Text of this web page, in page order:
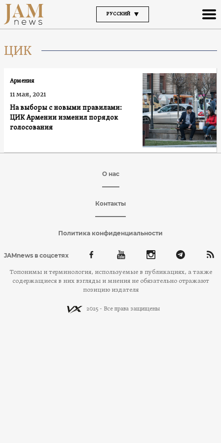
РУССКИЙ
ЦИК
На выборы с новыми правилами:
ЦИК Армении изменил порядок
голосования
Армения
11 мая, 2021
О нас
Контакты
Политика конфиденциальности
JAMnews в соцсетях
Топонимы и терминология, используемые в публикациях, а также
содержащиеся в них взгляды и мнения не обязательно отражают
позицию издателя
2025 - Все права защищены